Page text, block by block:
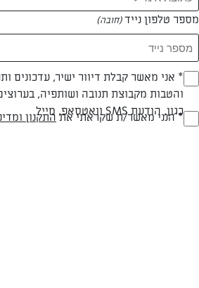
המאמרים של רומי גן
0 מאמרים
מספר טלפון נייד(חובה)
(חובה)* אני מאשר קבלת דיוור ישיר, עדכונים
והטבות מקבוצת תנובה ושותפיה,
כגון, הודעת SMS וואטסאפ, מייל(חובה)* הנני מאשר/ת שקראתי את התקנון